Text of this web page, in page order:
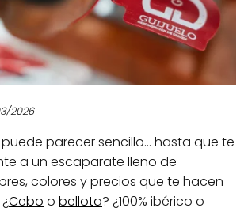
2026
puede parecer sencillo… hasta que te
a un escaparate lleno de
colores y precios que te hacen
Cebo o bellota? ¿100% ibérico o